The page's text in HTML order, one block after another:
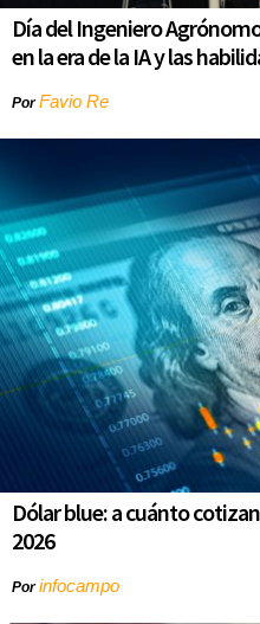
Día del Ingeniero
en la era de la IA y las
PorFavio Re
Dólar blue: a cuánto
2026
Porinfocampo